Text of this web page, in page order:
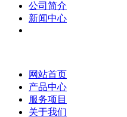
公司简介
新闻中心
网站首页
产品中心
服务项目
关于我们